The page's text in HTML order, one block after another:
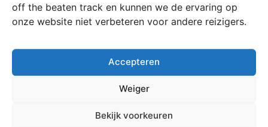
off the beaten track en kunnen we de ervaring op
onze website niet verbeteren voor andere reizigers.
Accepteren
Weiger
Bekijk voorkeuren
Het is onze missie om elke reiziger een persoonlijke en
unieke ervaring te bieden. Als je met ons de
ontdekken, wordt je altijd gekoppeld aan een specifieke
Nederlandse Afrika expert, iemand die de bestemming en
activiteiten ter plekke goed kent. Wij geloven dat deze
klaar om je te begeleiden bij het plannen van je droomreis.